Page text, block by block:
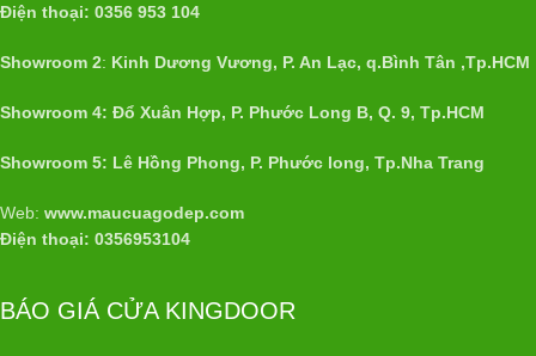
Điện thoại: 0356 953 104
Showroom 2: Kinh Dương Vương, P. An Lạc, q.Bình Tân ,Tp.HCM
Showroom 4: Đổ Xuân Hợp, P. Phước Long B, Q. 9, Tp.HCM
Showroom 5: Lê Hồng Phong, P. Phước long, Tp.Nha Trang
Web: www.maucuagodep.com
Điện thoại: 0356953104
BÁO GIÁ CỬA KINGDOOR